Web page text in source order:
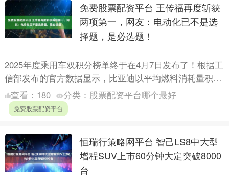
免费股票配资平台 王传福再度斩获
两项第一，网友：电动化已不是选
择题，是必选题！
2025年度乘用车双积分榜单终于在4月7日发布了！根据工
信部发布的官方数据显示，比亚迪以平均燃料消耗量积分
为14818718分和新能源汽车积分为5482572分....
查看： 180 分类： 股票配资平台哪个最好
免费股票配资平台
恒瑞行策略网平台 智己LS8中大型
增程SUV上市60分钟大定突破8000
台